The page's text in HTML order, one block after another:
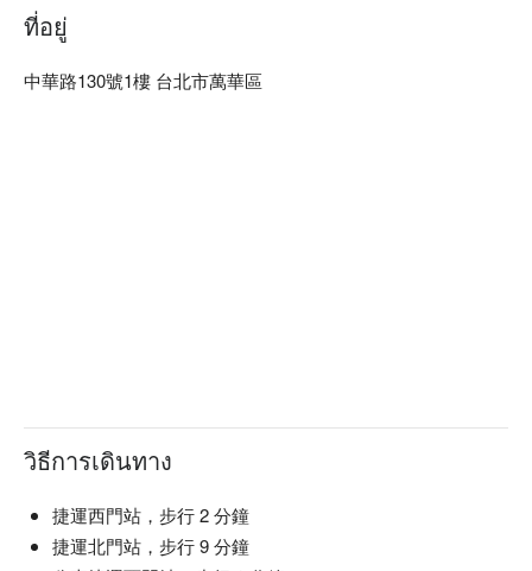
足部護理保養、美睫、熱蠟除毛等多服務。
Color108 推薦：Color108 位於西門町商圈，交通四通八達，
店內使用歐美大廠原料，依照您的需求提供給您最客製化的需
ที่อยู่
中華路130號1樓 台北市萬華區
วิธีการเดินทาง
捷運西門站，步行 2 分鐘
捷運北門站，步行 9 分鐘